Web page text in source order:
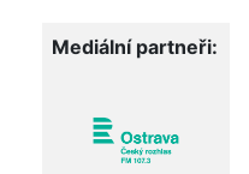
Mediální partneři: